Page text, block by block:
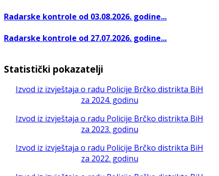
Radarske kontrole od 03.08.2026. godine...
Radarske kontrole od 27.07.2026. godine...
Statistički pokazatelji
Izvod iz izvještaja o radu Policije Brčko distrikta BiH
za 2024. godinu
Izvod iz izvještaja o radu Policije Brčko distrikta BiH
za 2023. godinu
Izvod iz izvještaja o radu Policije Brčko distrikta BiH
za 2022. godinu